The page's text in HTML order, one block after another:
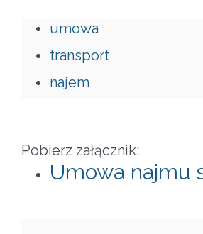
umowa
transport
najem
Pobierz załącznik:
Umowa najmu